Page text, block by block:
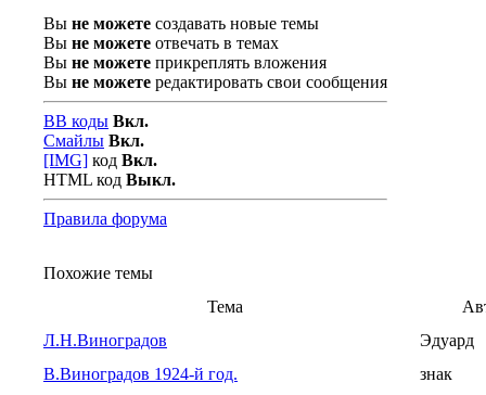
Вы не можете создавать новые темы
Вы не можете отвечать в темах
Вы не можете прикреплять вложения
Вы не можете редактировать свои сообщения
BB коды Вкл.
Смайлы Вкл.
[IMG] код Вкл.
HTML код Выкл.
Правила форума
Похожие темы
Тема
Л.Н.Виноградов
Эдуард
В.Виноградов 1924-й год.
знак